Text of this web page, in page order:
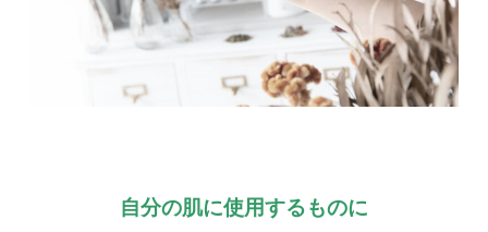
自分の肌に使用するものに